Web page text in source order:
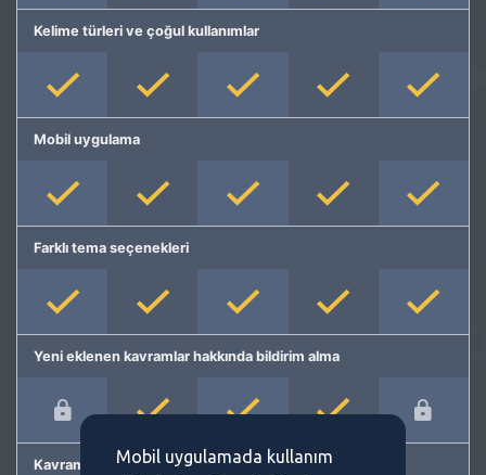
Kelime türleri ve çoğul kullanımlar
Mobil uygulama
Farklı tema seçenekleri
Yeni eklenen kavramlar hakkında bildirim alma
Kavram önermeMobil uygulamada kullanım